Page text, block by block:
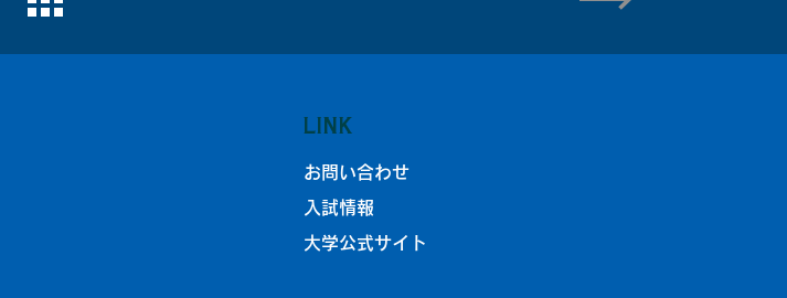
LINK
お問い合わせ
入試情報
大学公式サイト